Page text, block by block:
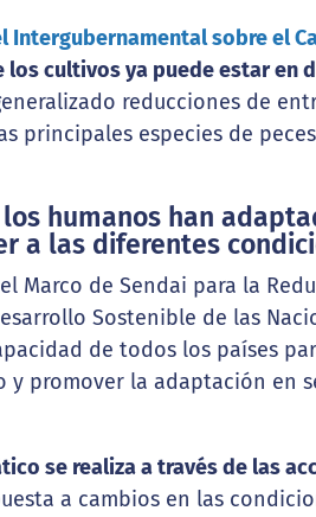
Intergubernamental sobre el
cultivos ya puede estar en
reducciones de
principales especies de
humanos han
a las diferentes
Marco de Sendai para la
Sostenible de las
de todos los países
promover la adaptación en
se realiza a través de las
a cambios en las